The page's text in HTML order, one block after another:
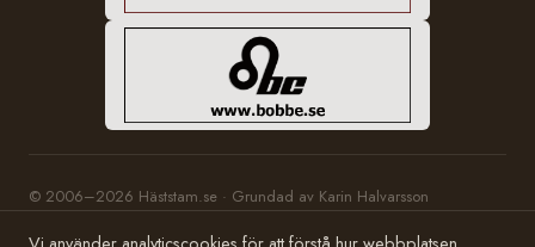
© 2006–2026 Häststam.se · Grundad av Karin Halvarsson